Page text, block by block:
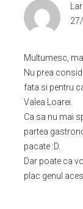
Multumesc,
Nu prea
fata si pentru
Valea Loarei.
Ca sa nu mai
partea
pacate :D.
Dar poate ca
plac genul